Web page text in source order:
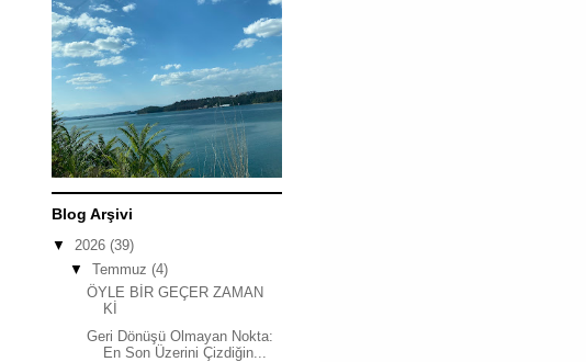
Blog Arşivi
▼ 2026 (39)
▼ Temmuz (4)
ÖYLE BİR GEÇER ZAMAN
Kİ
Geri Dönüşü Olmayan Nokta:
En Son Üzerini Çizdiğin...